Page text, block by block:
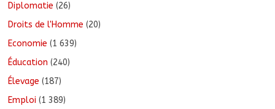
Diplomatie (26)
Droits de l'Homme (20)
Economie (1 639)
Éducation (240)
Élevage (187)
Emploi (1 389)